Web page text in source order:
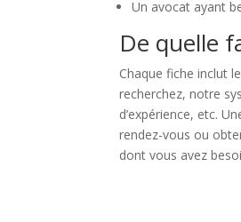
Un avocat ayant
De quelle
Chaque fiche inclut
recherchez, notre
d’expérience, etc.
rendez-vous ou
dont vous avez